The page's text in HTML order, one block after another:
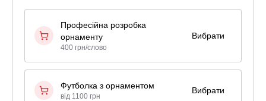
Професійна розробка
орнаменту
400 грн/слово
Вибрати
Футболка з орнаментом
від 1100 грн
Вибрати